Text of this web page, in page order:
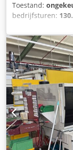
Toestand:
bedrijfsturen:
mm, totale
totaalgewicht:
Crsdpfxszrd Aqo
afkomstig uit een
Verkoop onder
materiële
tot het einde toe